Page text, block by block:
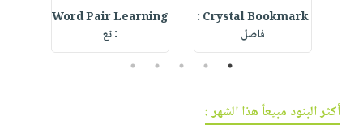
Crystal Bookmark :
فاصل
Word Pair Learning
: تع
1
2
3
4
5
أكثر البنود مبيعاً هذا الشهر :